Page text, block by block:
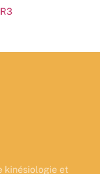
kinésiologie et